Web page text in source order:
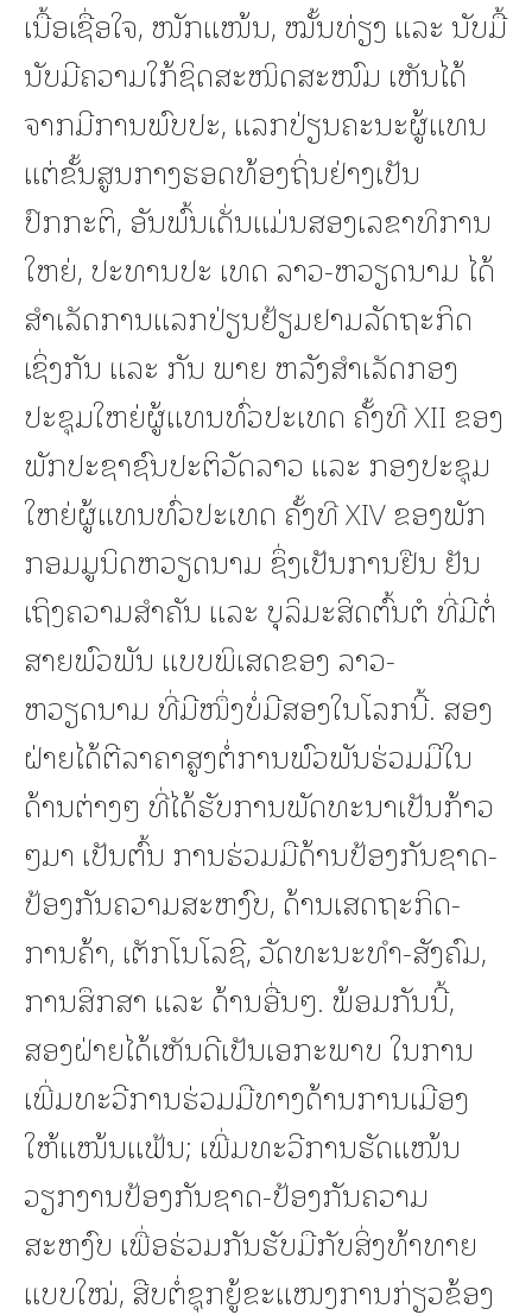
ເນື້ອເຊື່ອໃຈ, ໜັກແໜ້ນ, ໝັ້ນທ່ຽງ ແລະ ນັບມື້
ນັບມີຄວາມໃກ້ຊິດສະໜິດສະໜົມ ເຫັນໄດ້
ຈາກມີການພົບປະ, ແລກປ່ຽນຄະນະຜູ້ແທນ
ແຕ່ຂັ້ນສູນກາງຮອດທ້ອງຖິ່ນຢ່າງເປັນ
ປົກກະຕິ, ອັນພົ້ນເດັ່ນແມ່ນສອງເລຂາທິການ
ໃຫຍ່, ປະທານປະ ເທດ ລາວ-ຫວຽດນາມ ໄດ້
ສໍາເລັດການແລກປ່ຽນຢ້ຽມຢາມລັດຖະກິດ
ເຊິ່ງກັນ ແລະ ກັນ ພາຍ ຫລັງສໍາເລັດກອງ
ປະຊຸມໃຫຍ່ຜູ້ແທນທົ່ວປະເທດ ຄັ້ງທີ XII ຂອງ
ພັກປະຊາຊົນປະຕິວັດລາວ ແລະ ກອງປະຊຸມ
ໃຫຍ່ຜູ້ແທນທົ່ວປະເທດ ຄັ້ງທີ XIV ຂອງພັກ
ກອມມູນິດຫວຽດນາມ ຊຶ່ງເປັນການຢືນ ຢັນ
ເຖິງຄວາມສໍາຄັນ ແລະ ບຸລິມະສິດຕົ້ນຕໍ ທີ່ມີຕໍ່
ສາຍພົວພັນ ແບບພິເສດຂອງ ລາວ-
ຫວຽດນາມ ທີ່ມີໜຶ່ງບໍ່ມີສອງໃນໂລກນີ້. ສອງ
ຝ່າຍໄດ້ຕີລາຄາສູງຕໍ່ການພົວພັນຮ່ວມມືໃນ
ດ້ານຕ່າງໆ ທີ່ໄດ້ຮັບການພັດທະນາເປັນກ້າວ
ໆມາ ເປັນຕົ້ນ ການຮ່ວມມືດ້ານປ້ອງກັນຊາດ-
ປ້ອງກັນຄວາມສະຫງົບ, ດ້ານເສດຖະກິດ-
ການຄ້າ, ເຕັກໂນໂລຊີ, ວັດທະນະທໍາ-ສັງຄົມ,
ການສຶກສາ ແລະ ດ້ານອື່ນໆ. ພ້ອມກັນນີ້,
ສອງຝ່າຍໄດ້ເຫັນດີເປັນເອກະພາບ ໃນການ
ເພີ່ມທະວີການຮ່ວມມືທາງດ້ານການເມືອງ
ໃຫ້ແໜ້ນແຟ້ນ; ເພີ່ມທະວີການຮັດແໜ້ນ
ວຽກງານປ້ອງກັນຊາດ-ປ້ອງກັນຄວາມ
ສະຫງົບ ເພື່ອຮ່ວມກັນຮັບມືກັບສິ່ງທ້າທາຍ
ແບບໃໝ່, ສືບຕໍ່ຊຸກຍູ້ຂະແໜງການກ່ຽວຂ້ອງ